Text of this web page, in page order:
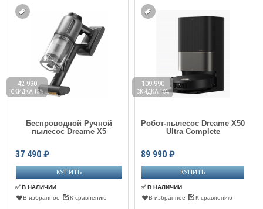
Беспроводной Ручной
пылесос Dreame X5
37 490 ₽
42 990
СКИДКА 13%
✅ В НАЛИЧИИ
В избранное
К сравнению
Робот-пылесос Dreame X50
Ultra Complete
89 990 ₽
109 990
СКИДКА 18%
✅ В НАЛИЧИИ
В избранное
К сравнению